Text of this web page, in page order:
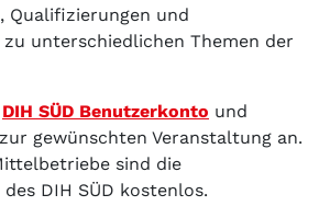
Qualifizierungen und
unterschiedlichen Themen der
DIH SÜD Benutzerkonto und
gewünschten Veranstaltung an.
sind die
DIH SÜD kostenlos.